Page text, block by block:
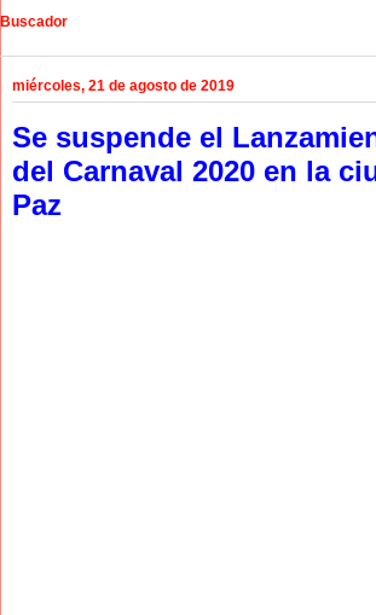
Buscador
miércoles, 21 de agosto de 2019
Se suspende el
del Carnaval 2020 en la
Paz